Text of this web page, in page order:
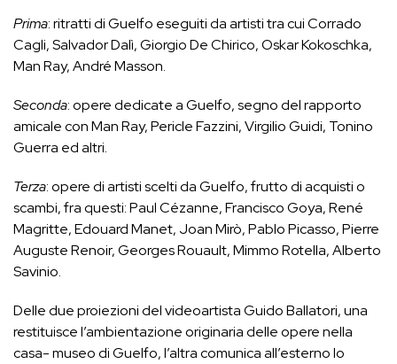
Prima: ritratti di Guelfo eseguiti da artisti tra cui Corrado
Cagli, Salvador Dalì, Giorgio De Chirico, Oskar Kokoschka,
Man Ray, André Masson.
Seconda: opere dedicate a Guelfo, segno del rapporto
amicale con Man Ray, Pericle Fazzini, Virgilio Guidi, Tonino
Guerra ed altri.
Terza: opere di artisti scelti da Guelfo, frutto di acquisti o
scambi, fra questi: Paul Cézanne, Francisco Goya, René
Magritte, Edouard Manet, Joan Mirò, Pablo Picasso, Pierre
Auguste Renoir, Georges Rouault, Mimmo Rotella, Alberto
Savinio.
Delle due proiezioni del videoartista Guido Ballatori, una
restituisce l’ambientazione originaria delle opere nella
casa- museo di Guelfo, l’altra comunica all’esterno lo